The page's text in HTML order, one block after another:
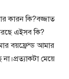
কারন কি?বজ্জাত
এইসব কি?
বয়ফ্রেন্ড আমার
মেয়ে